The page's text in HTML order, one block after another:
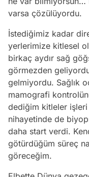
varsa çözülüyordu.
İstediğimiz kadar
yerlerimize kitlesel
birkaç aydır sağ
görmezden
gelmiyordu. Sağlık
mamografi
dediğim kitleler işleri
nihayetinde de
daha start verdi.
götürdüğüm süreç
göreceğim.